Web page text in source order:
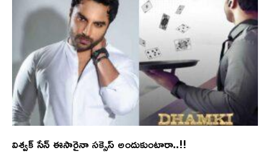
విశ్వక్ సేన్ ఈసారైనా సక్సెస్ అందుకుంటారా..!!